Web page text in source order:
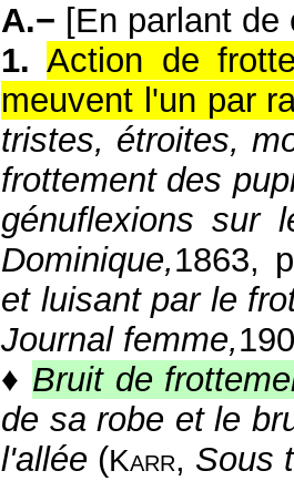
A.− [En parlant de
1. Action de
meuvent l'un par
tristes, étroites,
frottement des
génuflexions sur
Dominique,1863,
et luisant par le
Journal femme,
♦ Bruit de
de sa robe et le
l'allée (Karr, Sous